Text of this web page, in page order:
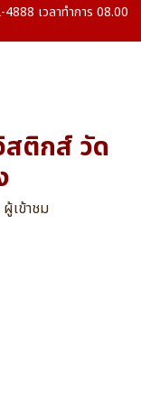
เวลาทำการ 08.00
สติกส์ วัด
เข้าชม